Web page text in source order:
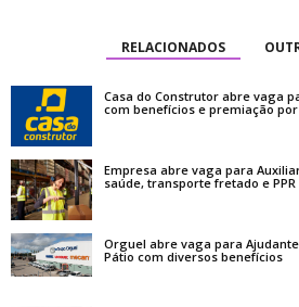
RELACIONADOS
Casa do Construtor abre vaga
com benefícios e premiação
Empresa abre vaga para
saúde, transporte fretado e PPR
Orguel abre vaga para
Pátio com diversos benefícios